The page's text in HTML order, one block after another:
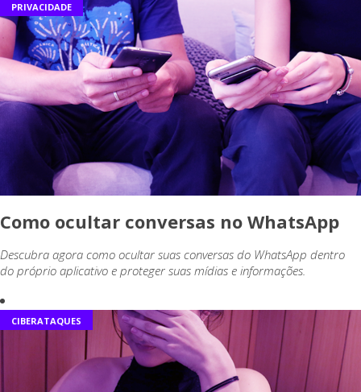
PRIVACIDADE
Como ocultar conversas no WhatsApp
Descubra agora como ocultar suas conversas do WhatsApp dentro
do próprio aplicativo e proteger suas mídias e informações.
CIBERATAQUES